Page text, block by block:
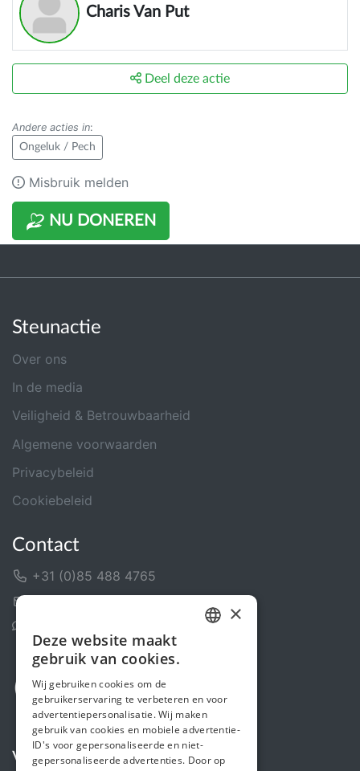
Charis Van Put
NU DONEREN
Deel deze actie
Andere acties in:
Ongeluk / Pech
Misbruik melden
Steunactie
Over ons
In de media
Veiligheid & Betrouwbaarheid
Algemene voorwaarden
Privacybeleid
Cookiebeleid
Contact
+31 (0)85 488 4765
Volg ons
ENGLISH
×
Deze website maakt
gebruik van cookies.
Wij gebruiken cookies om de
gebruikerservaring te verbeteren en voor
advertentiepersonalisatie. Wij maken
gebruik van cookies en mobiele advertentie-
ID's voor gepersonaliseerde en niet-
gepersonaliseerde advertenties. Door op